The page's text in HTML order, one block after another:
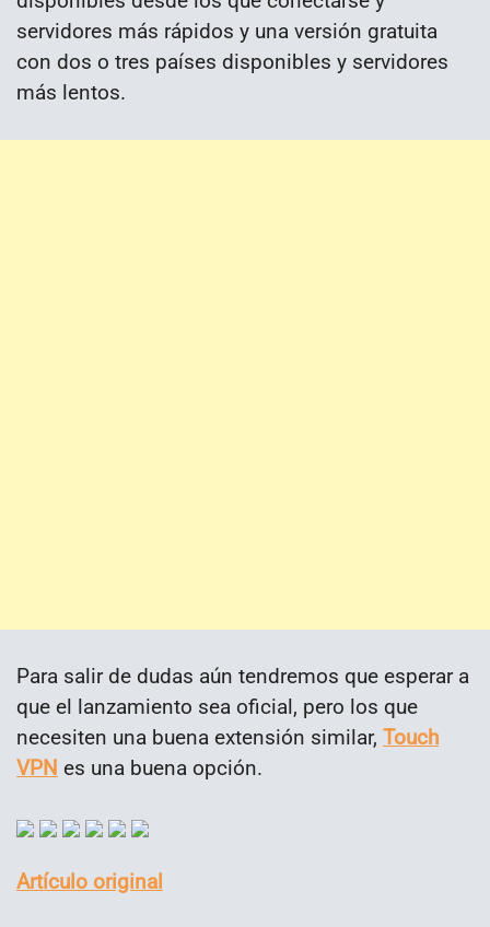
servidores más rápidos y una versión gratuita
con dos o tres países disponibles y servidores
más lentos.
Para salir de dudas aún tendremos que esperar a
que el lanzamiento sea oficial, pero los que
necesiten una buena extensión similar, Touch
VPN es una buena opción.
Artículo original